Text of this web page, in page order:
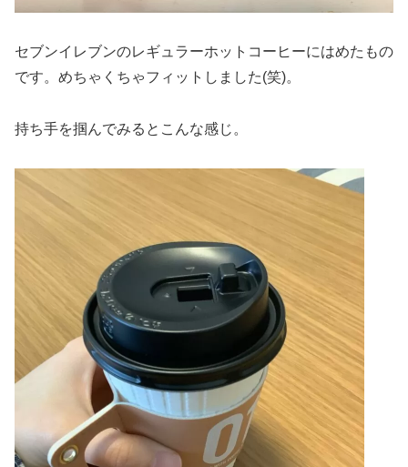
セブンイレブンのレギュラーホットコーヒーにはめたもの
です。めちゃくちゃフィットしました(笑)。
持ち手を掴んでみるとこんな感じ。